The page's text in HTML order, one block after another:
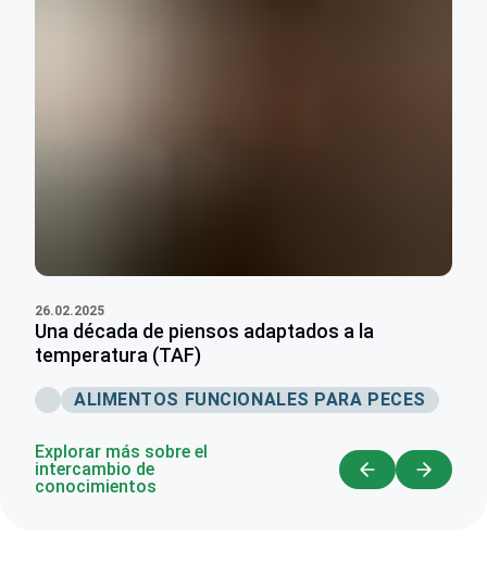
26.02.2025
Una década de piensos adaptados a la
temperatura (TAF)
ALIMENTOS FUNCIONALES PARA PECES
Explorar más sobre el
intercambio de
conocimientos